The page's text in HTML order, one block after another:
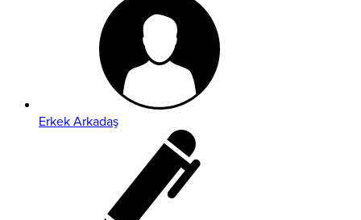
Erkek Arkadaş